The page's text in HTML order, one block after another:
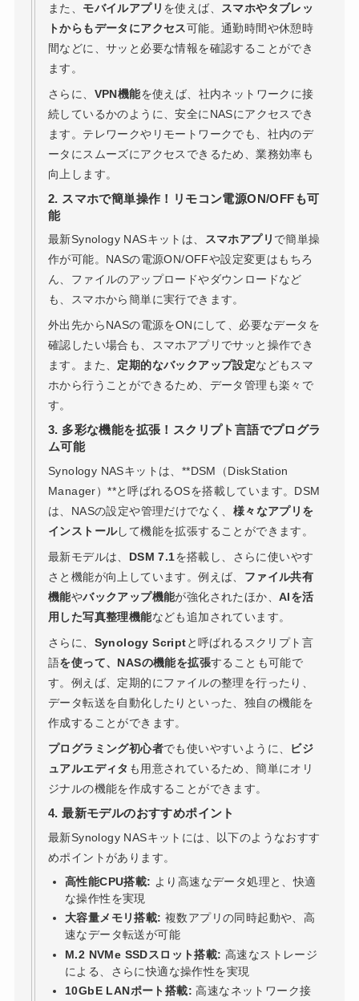
また、 モバイルアプリ を使えば、
スマホやタブレッ
トからもデータにアクセス可能。通勤時間や休憩時
間などに、サッと必要な情報を確認することができ
ます。
さらに、 VPN機能を使えば、社内ネットワークに接
続しているかのように、安全にNASにアクセスでき
ます。テレワークやリモートワークでも、社内のデ
ータにスムーズにアクセスできるため、業務効率も
向上します。
2. スマホで簡単操作！リモコン電源ON/OFFも可
能
最新Synology NASキットは、 スマホアプリ で簡単操
作が可能。NASの電源ON/OFFや設定変更はもちろ
ん、ファイルのアップロードやダウンロードなど
も、スマホから簡単に実行できます。
外出先からNASの電源をONにして、必要なデータを
確認したい場合も、スマホアプリでサッと操作でき
ます。また、 定期的なバックアップ設定などもスマ
ホから行うことができるため、データ管理も楽々で
す。
3. 多彩な機能を拡張！スクリプト言語でプログラ
ム可能
Synology NASキットは、**DSM（DiskStation
Manager）**と呼ばれるOSを搭載しています。DSM
は、NASの設定や管理だけでなく、 様々なアプリを
インストールして機能を拡張することができます。
最新モデルは、 DSM 7.1を搭載し、さらに使いやす
さと機能が向上しています。例えば、 ファイル共有
機能やバックアップ機能が強化されたほか、 AIを活
用した写真整理機能なども追加されています。
さらに、 Synology Scriptと呼ばれるスクリプト言
語を使って、NASの機能を拡張することも可能で
す。例えば、定期的にファイルの整理を行ったり、
データ転送を自動化したりといった、独自の機能を
作成することができます。
プログラミング初心者でも使いやすいように、
ビジ
ュアルエディタ も用意されているため、簡単にオリ
ジナルの機能を作成することができます。
4. 最新モデルのおすすめポイント
最新Synology NASキットには、以下のようなおすす
めポイントがあります。
高性能CPU搭載: より高速なデータ処理と、快適
な操作性を実現
大容量メモリ搭載: 複数アプリの同時起動や、高
速なデータ転送が可能
M.2 NVMe SSDスロット搭載: 高速なストレージ
による、さらに快適な操作性を実現
10GbE LANポート搭載: 高速なネットワーク接